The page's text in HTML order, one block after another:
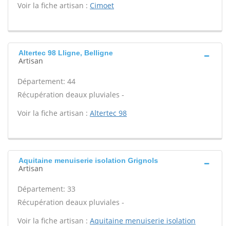
Voir la fiche artisan : Cimoet
Altertec 98 Lligne, Belligne
Artisan
Département: 44
Récupération deaux pluviales -
Voir la fiche artisan : Altertec 98
Aquitaine menuiserie isolation Grignols
Artisan
Département: 33
Récupération deaux pluviales -
Voir la fiche artisan : Aquitaine menuiserie isolation